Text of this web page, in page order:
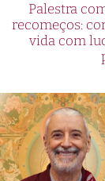
Palestra
recomeços:
vida com